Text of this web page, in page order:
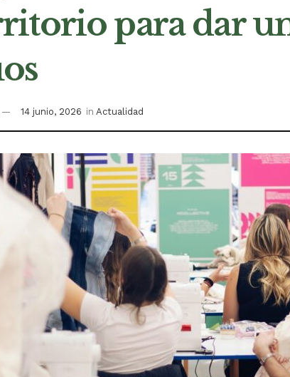
para dar
14 junio, 2026 in Actualidad